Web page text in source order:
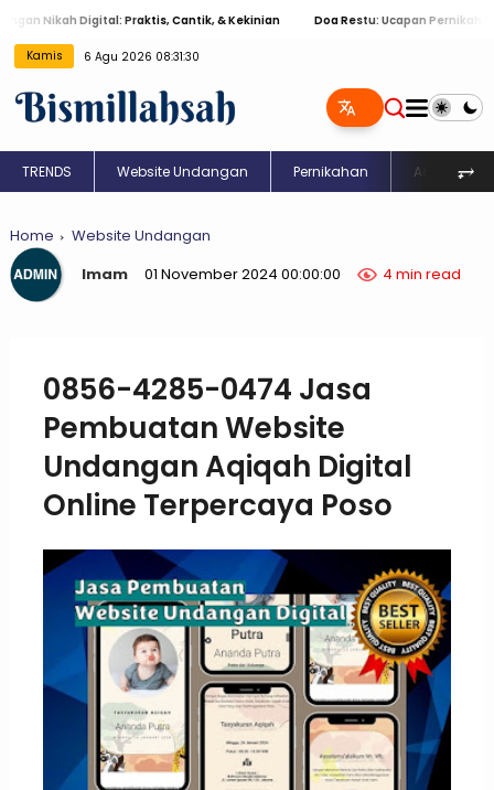
Nikah Digital: Praktis, Cantik, & Kekinian Doa Restu: Ucapan Pernikahan
Kamis 6 Agu 2026 08:31:31
TRENDS Website Undangan Pernikahan Aqiqah⥅
Home
Website Undangan
Imam
01 November 2024 00:00:00 4 min read
0856-4285-0474 Jasa
Pembuatan Website
Undangan Aqiqah Digital
Online Terpercaya Poso